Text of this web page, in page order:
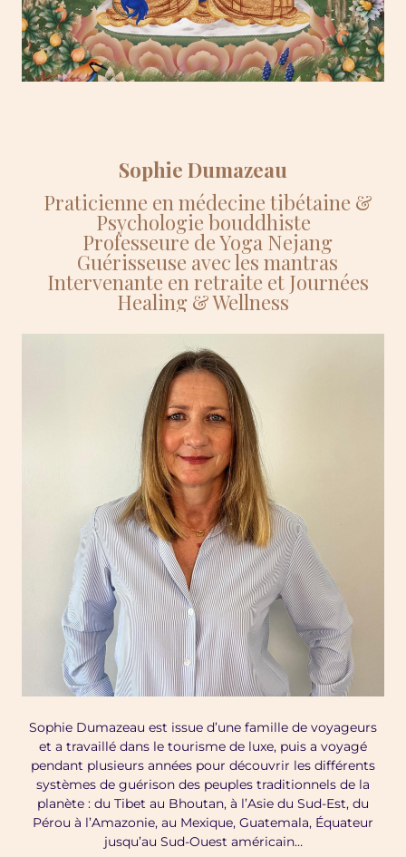
Sophie Dumazeau
Praticienne en médecine tibétaine &
Psychologie bouddhiste
Professeure de Yoga Nejang
Guérisseuse avec les mantras
Intervenante en retraite et Journées
Healing & Wellness
Sophie Dumazeau est issue d’une famille de voyageurs
et a travaillé dans le tourisme de luxe, puis a voyagé
pendant plusieurs années pour découvrir les différents
systèmes de guérison des peuples traditionnels de la
planète : du Tibet au Bhoutan, à l’Asie du Sud-Est, du
Pérou à l’Amazonie, au Mexique, Guatemala, Équateur
jusqu’au Sud-Ouest américain…